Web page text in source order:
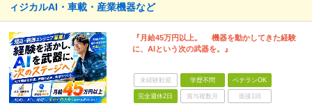
ィジカルAI・車載・産業機器など
『月給45万円以上。 機器を動かしてきた経験
に、AIという次の武器を。』
未経験歓迎 学歴不問 ベテランOK
完全週休2日 賞与複数月 面接1回